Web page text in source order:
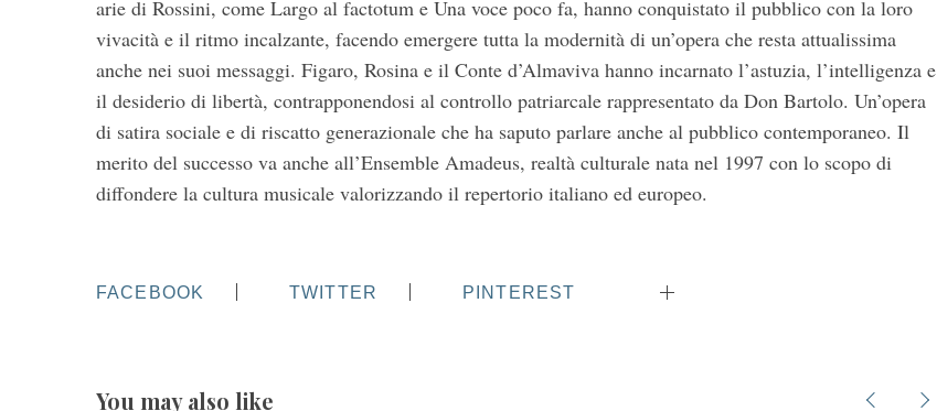
arie di Rossini, come Largo al factotum e Una voce poco fa, hanno conquistato il pubblico con la loro
vivacità e il ritmo incalzante, facendo emergere tutta la modernità di un’opera che resta attualissima
anche nei suoi messaggi. Figaro, Rosina e il Conte d’Almaviva hanno incarnato l’astuzia, l’intelligenza e
il desiderio di libertà, contrapponendosi al controllo patriarcale rappresentato da Don Bartolo. Un’opera
di satira sociale e di riscatto generazionale che ha saputo parlare anche al pubblico contemporaneo. Il
merito del successo va anche all’Ensemble Amadeus, realtà culturale nata nel 1997 con lo scopo di
diffondere la cultura musicale valorizzando il repertorio italiano ed europeo.
FACEBOOK TWITTER PINTEREST
You may also like